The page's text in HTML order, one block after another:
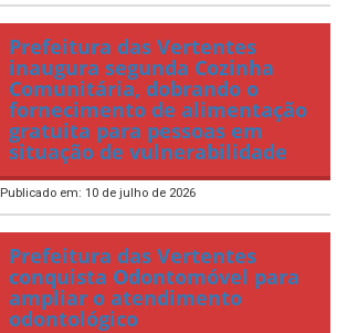
Prefeitura das Vertentes
inaugura segunda Cozinha
Comunitária, dobrando o
fornecimento de alimentação
gratuita para pessoas em
situação de vulnerabilidade
Publicado em: 10 de julho de 2026
Prefeitura das Vertentes
conquista Odontomóvel para
ampliar o atendimento
odontológico